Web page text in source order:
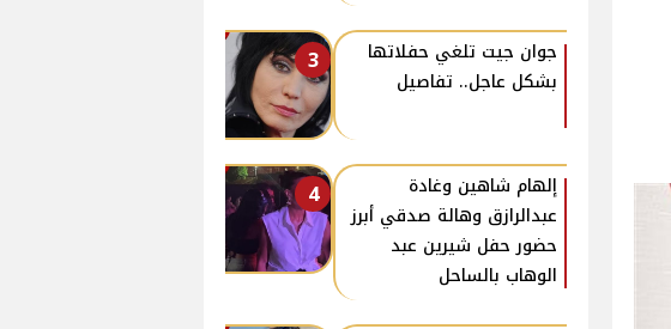
3
جوان جيت تلغي حفلاتها
بشكل عاجل.. تفاصيل
4
إلهام شاهين وغادة
عبدالرازق وهالة صدقي أبرز
حضور حفل شيرين عبد
الوهاب بالساحل